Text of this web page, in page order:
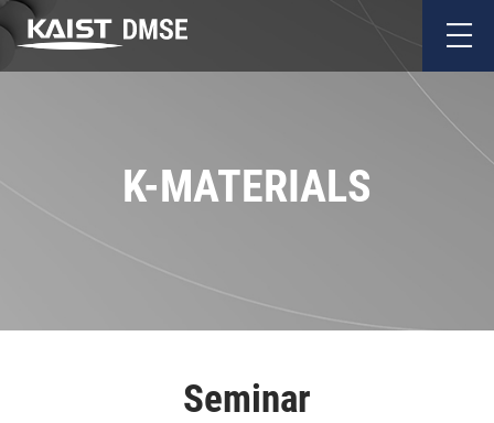
K-MATERIALS
Seminar